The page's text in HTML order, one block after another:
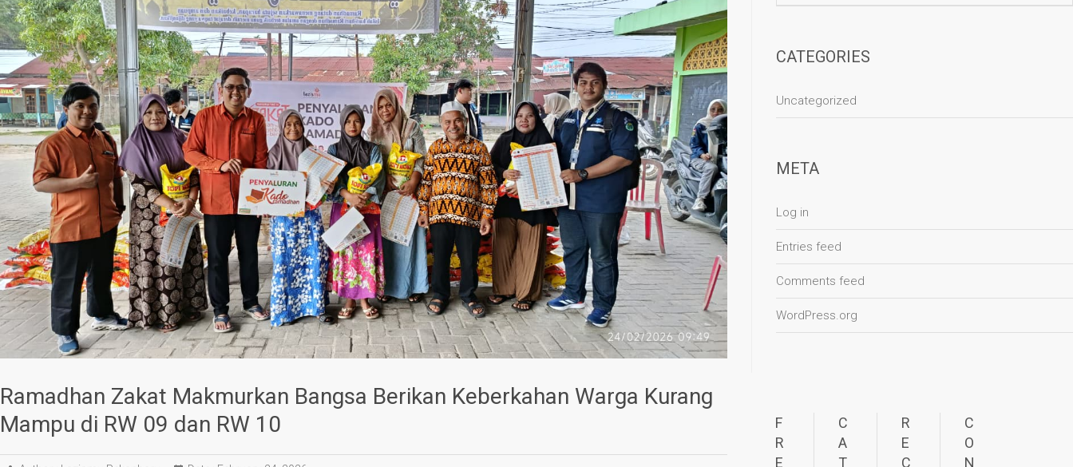
Ramadhan Zakat Makmurkan Bangsa Berikan Keberkahan Warga Kurang
Mampu di RW 09 dan RW 10
CATEGORIES
Uncategorized
META
Log in
Entries feed
Comments feed
WordPress.org
F
R
E
C
A
T
R
E
C
C
O
N